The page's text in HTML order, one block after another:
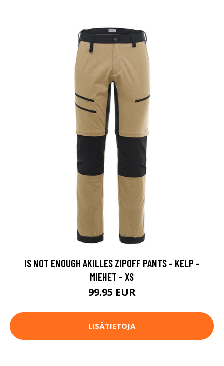
IS NOT ENOUGH AKILLES ZIPOFF PANTS - KELP -
MIEHET - XS
99.95 EUR
LISÄTIETOJA